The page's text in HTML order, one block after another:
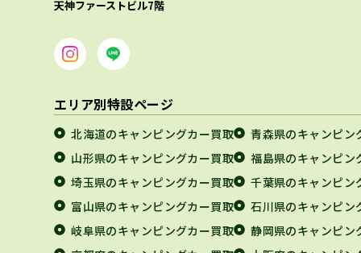
天神ファーストビル7階
エリア別特設ページ
北海道のキャンピングカー買取
青森県のキャンピン
山形県のキャンピングカー買取
福島県のキャンピン
埼玉県のキャンピングカー買取
千葉県のキャンピン
富山県のキャンピングカー買取
石川県のキャンピン
岐阜県のキャンピングカー買取
静岡県のキャンピン